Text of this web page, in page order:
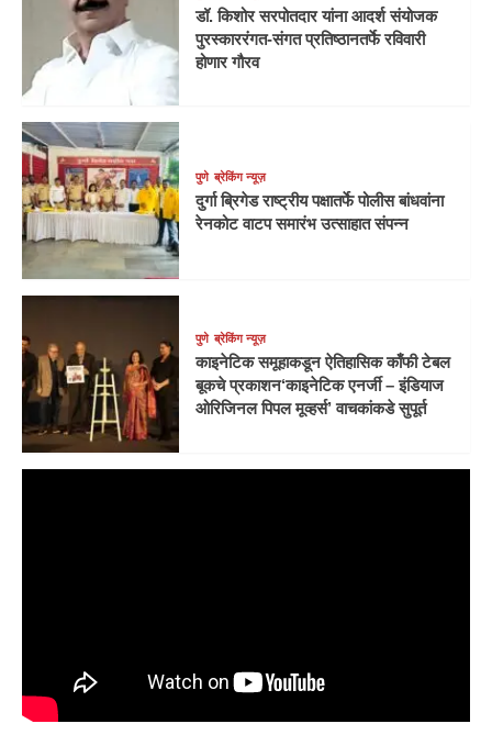
डॉ. किशोर सरपोतदार यांना आदर्श संयोजक
पुरस्काररंगत-संगत प्रतिष्ठानतर्फे रविवारी
होणार गौरव
पुणे ब्रेकिंग न्यूज़
दुर्गा ब्रिगेड राष्ट्रीय पक्षातर्फे पोलीस बांधवांना
रेनकोट वाटप समारंभ उत्साहात संपन्न
पुणे ब्रेकिंग न्यूज़
काइनेटिक समूहाकडून ऐतिहासिक काँफी टेबल
बूकचे प्रकाशन‘काइनेटिक एनर्जी – इंडियाज
ओरिजिनल पिपल मूव्हर्स’ वाचकांकडे सुपूर्त